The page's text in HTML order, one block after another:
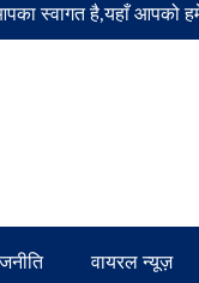
है,यहाँ आपको हमेशा
वायरल न्यूज़